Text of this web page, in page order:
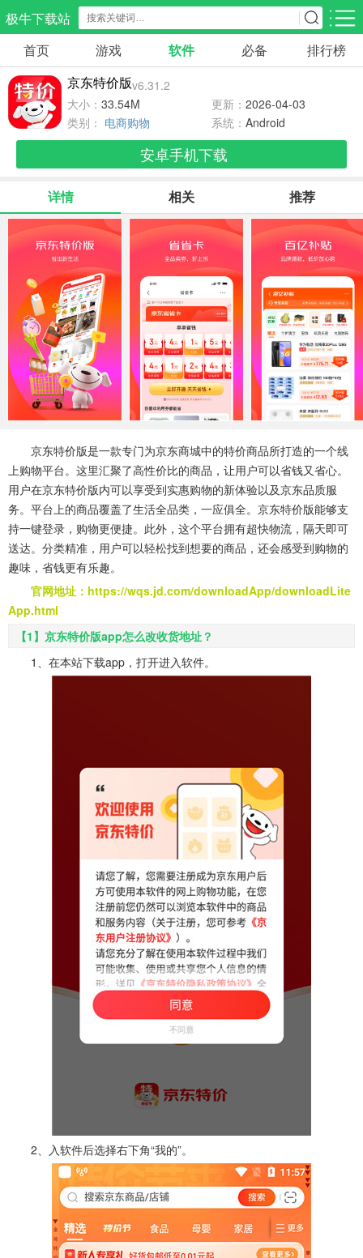
极牛下载站
应用分类 游戏分类
生活服务
298款应用
教育学习
180款应用
气象交通
85款应用
游戏辅助
478款应用
摄影美化
216款应用
社交聊天
185款应用
电子图书
441款应用
移动办公
184款应用
新闻阅读
44款应用
金融理财
54款应用
媒体影音
603款应用
系统工具
649款应用
健康医疗
53款应用
ai工具
336款应用
97款应用
首页 游戏 软件 必备 排行榜
京东特价版v6.31.2
大小： 33.54M 更新： 2026-04-03
类别： 电商购物 系统： Android
安卓手机下载
详情 相关 推荐
京东特价版是一款专门为京东商城中的特价商品所打造的一个线
上购物平台。这里汇聚了高性价比的商品，让用户可以省钱又省心。
用户在京东特价版内可以享受到实惠购物的新体验以及京东品质服
务。平台上的商品覆盖了生活全品类，一应俱全。京东特价版能够支
持一键登录，购物更便捷。此外，这个平台拥有超快物流，隔天即可
送达。分类精准，用户可以轻松找到想要的商品，还会感受到购物的
趣味，省钱更有乐趣。
官网地址：https://wqs.jd.com/downloadApp/downloadLite
App.html
【1】京东特价版app怎么改收货地址？
1、在本站下载app，打开进入软件。
2、入软件后选择右下角“我的”。